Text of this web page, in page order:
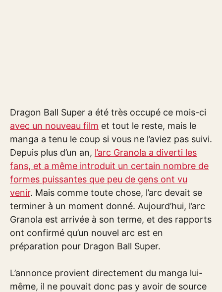
Dragon Ball Super a été très occupé ce mois-ci
avec un nouveau film et tout le reste, mais le
manga a tenu le coup si vous ne l’aviez pas suivi.
Depuis plus d’un an, l’arc Granola a diverti les
fans, et a même introduit un certain nombre de
formes puissantes que peu de gens ont vu
venir. Mais comme toute chose, l’arc devait se
terminer à un moment donné. Aujourd’hui, l’arc
Granola est arrivée à son terme, et des rapports
ont confirmé qu’un nouvel arc est en
préparation pour Dragon Ball Super.
L’annonce provient directement du manga lui-
même, il ne pouvait donc pas y avoir de source